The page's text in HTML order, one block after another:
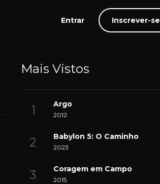
Entrar Inscrever-se
Mais Vistos
Argo
2012
Babylon 5: O Caminho
2023
Coragem em Campo
2015